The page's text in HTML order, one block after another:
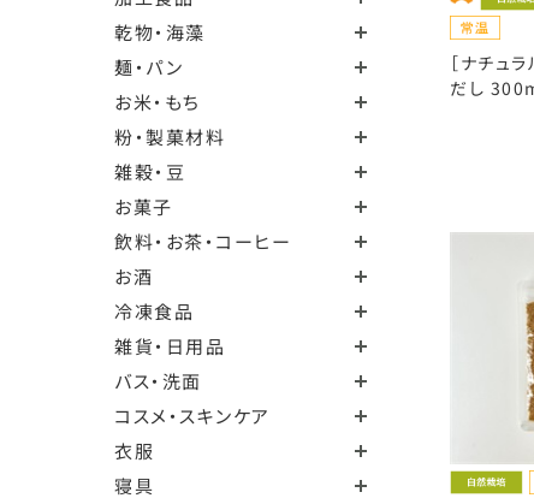
乾物・海藻
麺・パン
お米・もち
粉・製菓材料
雑穀・豆
お菓子
飲料・お茶・コーヒー
お酒
冷凍食品
雑貨・日用品
バス・洗面
コスメ・スキンケア
衣服
寝具
［ナチュ
だし